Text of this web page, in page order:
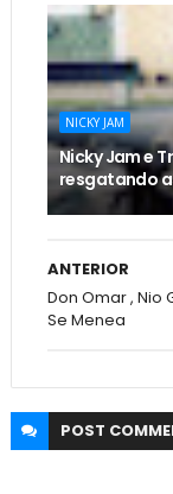
NICKY JAM
Nicky Jam e
resgatando
ANTERIOR
Don Omar , Nio
Se Menea
POST